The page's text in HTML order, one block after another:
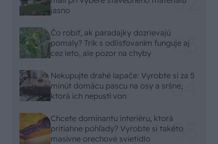
jasno
Čo robiť, ak paradajky dozrievajú
pomaly? Trik s odlisťovaním funguje aj
cez leto, ale pozor na chyby
Nekupujte drahé lapače: Vyrobte si za 5
minút domácu pascu na osy a sršne,
ktorá ich nepustí von
Chcete dominantu interiéru, ktorá
pritiahne pohľady? Vyrobte si takéto
masívne orechové svietidlo